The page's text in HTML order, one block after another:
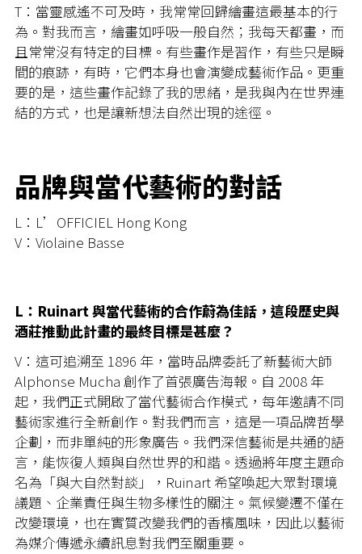
T：當靈感遙不可及時，我常常回歸繪畫這最基本的行
為。對我而言，繪畫如呼吸一般自然；我每天都畫，而
且常常沒有特定的目標。有些畫作是習作，有些只是瞬
間的痕跡，有時，它們本身也會演變成藝術作品。更重
要的是，這些畫作記錄了我的思緒，是我與內在世界連
結的方式，也是讓新想法自然出現的途徑。
品牌與當代藝術的對話
L：L’OFFICIEL Hong Kong
V：Violaine Basse
L：Ruinart 與當代藝術的合作蔚為佳話，這段歷史與
酒莊推動此計畫的最終目標是甚麼？
V：這可追溯至 1896 年，當時品牌委託了新藝術大師
Alphonse Mucha 創作了首張廣告海報。自 2008 年
起，我們正式開啟了當代藝術合作模式，每年邀請不同
藝術家進行全新創作。對我們而言，這是一項品牌哲學
企劃，而非單純的形象廣告。我們深信藝術是共通的語
言，能恢復人類與自然世界的和諧。透過將年度主題命
名為「與大自然對談」，Ruinart 希望喚起大眾對環境
議題、企業責任與生物多樣性的關注。氣候變遷不僅在
改變環境，也在實質改變我們的香檳風味，因此以藝術
為媒介傳遞永續訊息對我們至關重要。